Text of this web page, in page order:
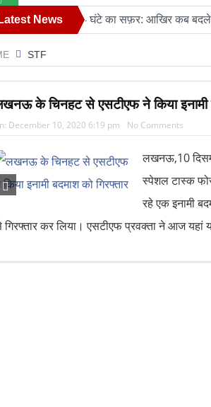
Latest News
24 घंटे का सफ़र: आखिर कब बदलेगी
STF
के चिनहट से एसटीएफ ने किया इनामी
December 10, 2020 6:19 pm No Comments
लखनऊ,10
स्पेशल टास्क
रहे एक इनामी
गिरफ्तार कर लिया। एसटीएफ प्रवक्ता ने आज यहां